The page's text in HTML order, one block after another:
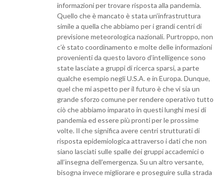
informazioni per trovare risposta alla pandemia.
Quello che è mancato è stata un’infrastruttura
simile a quella che abbiamo per i grandi centri di
previsione meteorologica nazionali. Purtroppo, non
c’è stato coordinamento e molte delle informazioni
provenienti da questo lavoro d’intelligence sono
state lasciate a gruppi di ricerca sparsi, a parte
qualche esempio negli U.S.A. e in Europa. Dunque,
quel che mi aspetto per il futuro è che vi sia un
grande sforzo comune per rendere operativo tutto
ciò che abbiamo imparato in questi lunghi mesi di
pandemia ed essere più pronti per le prossime
volte. Il che significa avere centri strutturati di
risposta epidemiologica attraverso i dati che non
siano lasciati sulle spalle dei gruppi accademici o
all’insegna dell’emergenza. Su un altro versante,
bisogna invece migliorare e proseguire sulla strada